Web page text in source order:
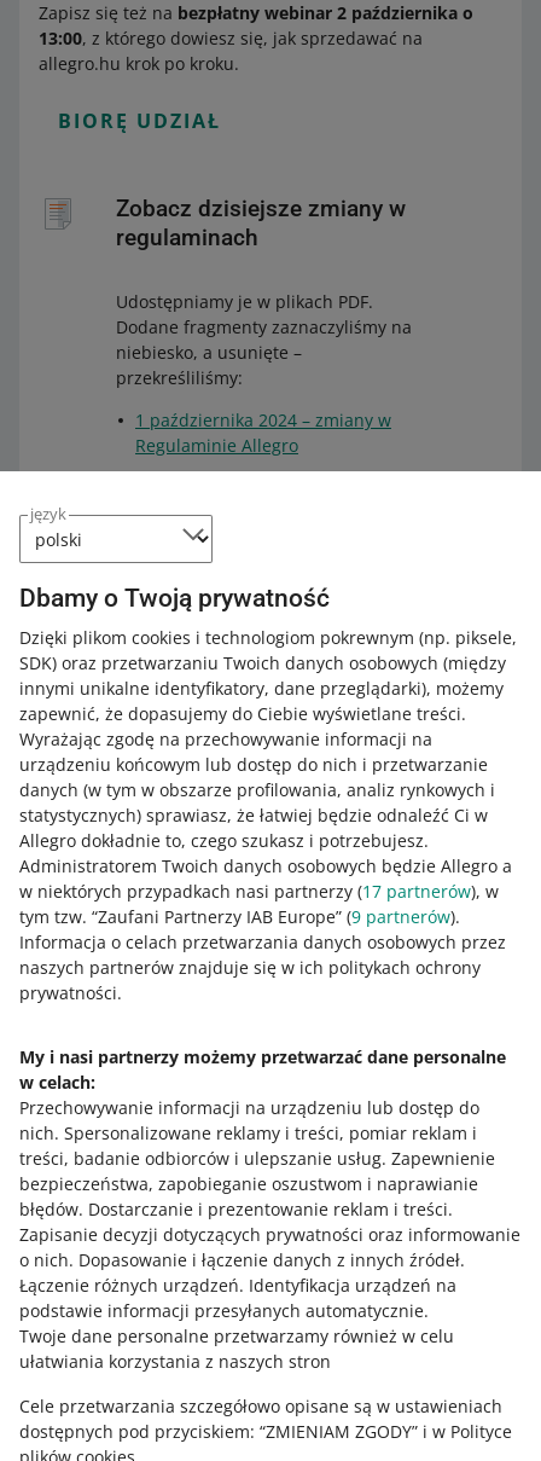
język
Dbamy o Twoją prywatność
Dzięki plikom cookies i technologiom pokrewnym (np. piksele,
SDK) oraz przetwarzaniu Twoich danych osobowych (między
innymi unikalne identyfikatory, dane przeglądarki), możemy
zapewnić, że dopasujemy do Ciebie wyświetlane treści.
Wyrażając zgodę na przechowywanie informacji na
urządzeniu końcowym lub dostęp do nich i przetwarzanie
danych (w tym w obszarze profilowania, analiz rynkowych i
statystycznych) sprawiasz, że łatwiej będzie odnaleźć Ci w
Allegro dokładnie to, czego szukasz i potrzebujesz.
Administratorem Twoich danych osobowych będzie Allegro a
w niektórych przypadkach nasi partnerzy (17 partnerów), w
tym tzw. “Zaufani Partnerzy IAB Europe” (9 partnerów).
Informacja o celach przetwarzania danych osobowych przez
naszych partnerów znajduje się w ich politykach ochrony
prywatności.
My i nasi partnerzy możemy przetwarzać dane personalne
w celach:
Przechowywanie informacji na urządzeniu lub dostęp do
nich. Spersonalizowane reklamy i treści, pomiar reklam i
treści, badanie odbiorców i ulepszanie usług. Zapewnienie
bezpieczeństwa, zapobieganie oszustwom i naprawianie
błędów. Dostarczanie i prezentowanie reklam i treści.
Zapisanie decyzji dotyczących prywatności oraz informowanie
o nich. Dopasowanie i łączenie danych z innych źródeł.
Łączenie różnych urządzeń. Identyfikacja urządzeń na
podstawie informacji przesyłanych automatycznie.
Twoje dane personalne przetwarzamy również w celu
ułatwiania korzystania z naszych stron
Cele przetwarzania szczegółowo opisane są w ustawieniach
dostępnych pod przyciskiem: “ZMIENIAM ZGODY” i w Polityce
Zapisz się też na bezpłatny webinar 2 października o
13:00, z którego dowiesz się, jak sprzedawać na
allegro.hu krok po kroku.
BIORĘ UDZIAŁ
Zobacz dzisiejsze zmiany w
regulaminach
Udostępniamy je w plikach PDF.
Dodane fragmenty zaznaczyliśmy na
niebiesko, a usunięte –
przekreśliliśmy:
1 października 2024 – zmiany w
Regulaminie Allegro
Powyższe pliki umieściliśmy na
trwałym nośniku. Dzięki temu masz
gwarancję, że pozostaną w
niezmienionej postaci przez 10 lat.
Pliki możesz sprawdzić nastronie
dostawcy tej usługi .
Jak oceniasz te zmiany/nowości?
0 - Porażka
10 - Rewelacja
0 1 2 3 4 5 6
Potrzebujesz pomocy?
Skontaktuj się z nami
Zapytaj społeczność
Zajrzyj na Allegro Gadane